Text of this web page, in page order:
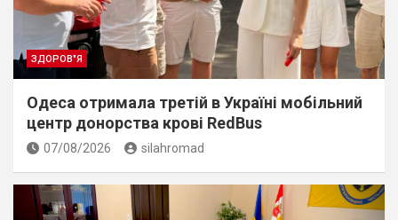
ЗДОРОВ"Я
Одеса отримала третій в Україні мобільний
центр донорства крові RedBus
07/08/2026 silahromad